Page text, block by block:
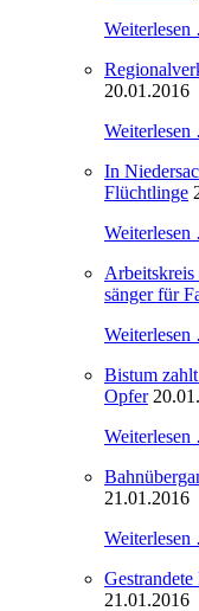
20.01.2016
In
Flüchtlinge
Arbeitskreis
sänger für
Bistum
Opfer
21.01.2016
21.01.2016